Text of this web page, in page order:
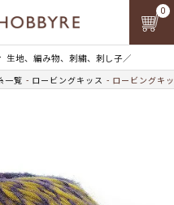
生地、編み物、刺繍、刺し子／
0
一覧 ロービングキッス ロービングキ